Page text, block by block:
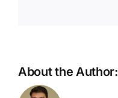
About the Author: